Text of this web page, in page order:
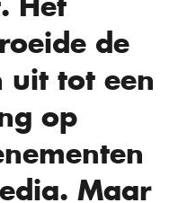
de
uit tot een
op
Maar